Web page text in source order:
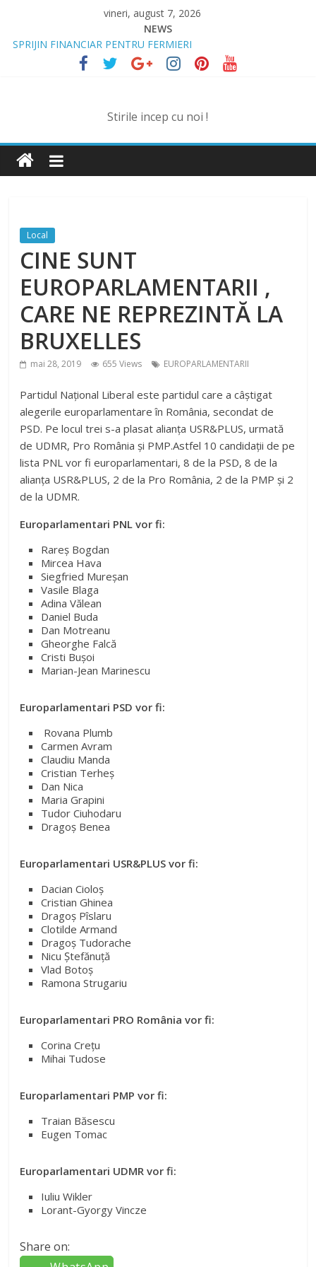
content
vineri, august 7, 2026
NEWS
SPRIJIN FINANCIAR PENTRU FERMIERI
„DRAGOSTE ÎN FĂURAR”
NOUL COD RUTIER A INTRAT ÎN VIGOARE!
BĂUT, DROGAT ȘI FĂRĂ PERMIS, LA VOLAN
Stirile incep cu noi !
Local
CINE SUNT
EUROPARLAMENTARII ,
CARE NE REPREZINTĂ LA
BRUXELLES
mai 28, 2019 655 Views EUROPARLAMENTARII
Partidul Național Liberal este partidul care a câștigat
alegerile europarlamentare în România, secondat de
PSD. Pe locul trei s-a plasat alianța USR&PLUS, urmată
de UDMR, Pro România și PMP.Astfel 10 candidații de pe
lista PNL vor fi europarlamentari, 8 de la PSD, 8 de la
alianța USR&PLUS, 2 de la Pro România, 2 de la PMP și 2
de la UDMR.
Europarlamentari PNL vor fi:
Rareş Bogdan
Mircea Hava
Siegfried Mureşan
Vasile Blaga
Adina Vălean
Daniel Buda
Dan Motreanu
Gheorghe Falcă
Cristi Buşoi
Marian-Jean Marinescu ​
Europarlamentari PSD vor fi:
Rovana Plumb
Carmen Avram
Claudiu Manda
Cristian Terheş
Dan Nica
Maria Grapini
Tudor Ciuhodaru
Dragoş Benea
Europarlamentari USR&PLUS vor fi:
Dacian Cioloş
Cristian Ghinea
Dragoş Pîslaru
Clotilde Armand
Dragoş Tudorache
Nicu Ştefănuţă
Vlad Botoş
Ramona Strugariu
Europarlamentari PRO România vor fi:
Corina Creţu
Mihai Tudose
Europarlamentari PMP vor fi:
Traian Băsescu
Eugen Tomac
Europarlamentari UDMR vor fi:
Iuliu Wikler
Lorant-Gyorgy Vincze
Share on: